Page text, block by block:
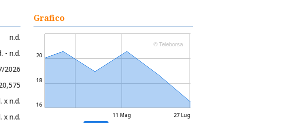
n.d.
- n.d.
2026
x n.d.
x n.d.
Grafico
11 Mag 27 Lug
16
18
20
© Teleborsa